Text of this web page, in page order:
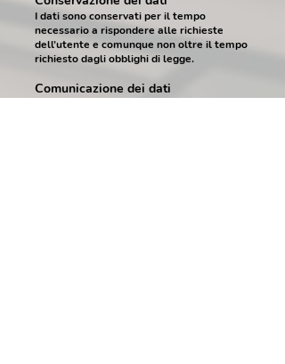
I dati sono conservati per il tempo
necessario a rispondere alle richieste
dell’utente e comunque non oltre il tempo
richiesto dagli obblighi di legge.
Comunicazione dei dati